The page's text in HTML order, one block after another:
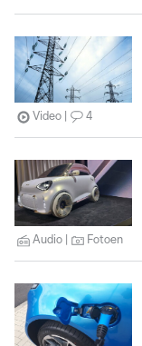
Video 4
Audio Fotoen